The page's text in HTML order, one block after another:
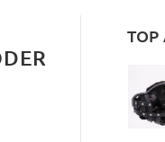
TOP